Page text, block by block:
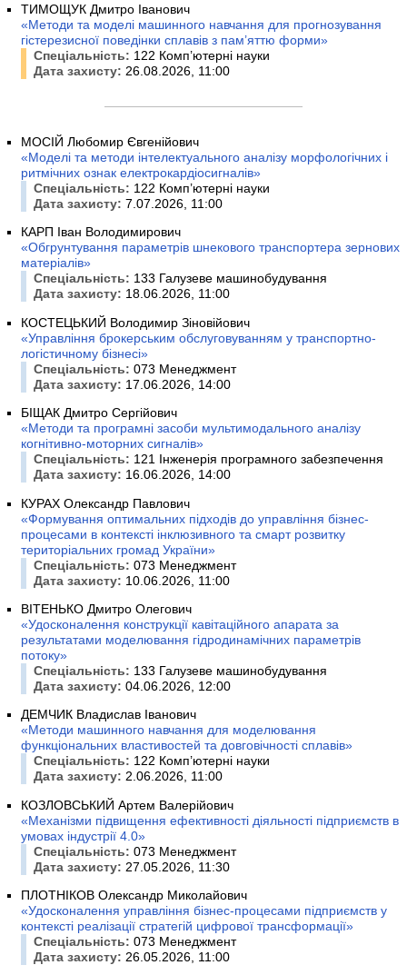
ТИМОЩУК Дмитро Іванович
«Методи та моделі машинного навчання для прогнозування
гістерезисної поведінки сплавів з пам’яттю форми»
Спеціальність: 122 Комп’ютерні науки
Дата захисту: 26.08.2026, 11:00
МОСІЙ Любомир Євгенійович
«Моделі та методи інтелектуального аналізу морфологічних і
ритмічних ознак електрокардіосигналів»
Спеціальність: 122 Комп’ютерні науки
Дата захисту: 7.07.2026, 11:00
КАРП Іван Володимирович
«Обгрунтування параметрів шнекового транспортера зернових
матеріалів»
Спеціальність: 133 Галузеве машинобудування
Дата захисту: 18.06.2026, 11:00
КОСТЕЦЬКИЙ Володимир Зіновійович
«Управління брокерським обслуговуванням у транспортно-
логістичному бізнесі»
Спеціальність: 073 Менеджмент
Дата захисту: 17.06.2026, 14:00
БІЩАК Дмитро Сергійович
«Методи та програмні засоби мультимодального аналізу
когнітивно-моторних сигналів»
Спеціальність: 121 Інженерія програмного забезпечення
Дата захисту: 16.06.2026, 14:00
КУРАХ Олександр Павлович
«Формування оптимальних підходів до управління бізнес-
процесами в контексті інклюзивного та смарт розвитку
територіальних громад України»
Спеціальність: 073 Менеджмент
Дата захисту: 10.06.2026, 11:00
ВІТЕНЬКО Дмитро Олегович
«Удосконалення конструкції кавітаційного апарата за
результатами моделювання гідродинамічних параметрів
потоку»
Спеціальність: 133 Галузеве машинобудування
Дата захисту: 04.06.2026, 12:00
ДЕМЧИК Владислав Іванович
«Методи машинного навчання для моделювання
функціональних властивостей та довговічності сплавів»
Спеціальність: 122 Комп’ютерні науки
Дата захисту: 2.06.2026, 11:00
КОЗЛОВСЬКИЙ Артем Валерійович
«Механізми підвищення ефективності діяльності підприємств в
умовах індустрії 4.0»
Спеціальність: 073 Менеджмент
Дата захисту: 27.05.2026, 11:30
ПЛОТНІКОВ Олександр Миколайович
«Удосконалення управління бізнес-процесами підприємств у
контексті реалізації стратегій цифрової трансформації»
Спеціальність: 073 Менеджмент
Дата захисту: 26.05.2026, 11:00